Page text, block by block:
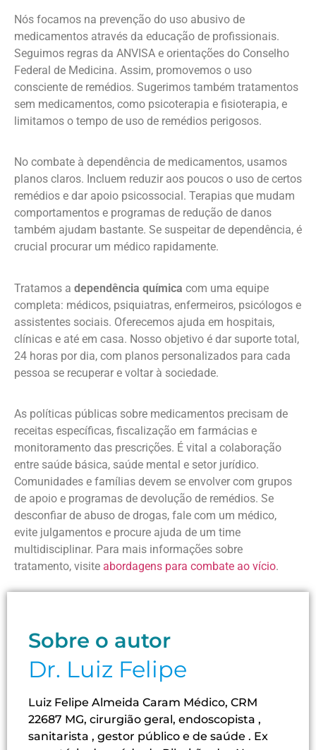
Nós focamos na prevenção do uso abusivo de
medicamentos através da educação de profissionais.
Seguimos regras da ANVISA e orientações do Conselho
Federal de Medicina. Assim, promovemos o uso
consciente de remédios. Sugerimos também tratamentos
sem medicamentos, como psicoterapia e fisioterapia, e
limitamos o tempo de uso de remédios perigosos.
No combate à dependência de medicamentos, usamos
planos claros. Incluem reduzir aos poucos o uso de certos
remédios e dar apoio psicossocial. Terapias que mudam
comportamentos e programas de redução de danos
também ajudam bastante. Se suspeitar de dependência, é
crucial procurar um médico rapidamente.
Tratamos a dependência química com uma equipe
completa: médicos, psiquiatras, enfermeiros, psicólogos e
assistentes sociais. Oferecemos ajuda em hospitais,
clínicas e até em casa. Nosso objetivo é dar suporte total,
24 horas por dia, com planos personalizados para cada
pessoa se recuperar e voltar à sociedade.
As políticas públicas sobre medicamentos precisam de
receitas específicas, fiscalização em farmácias e
monitoramento das prescrições. É vital a colaboração
entre saúde básica, saúde mental e setor jurídico.
Comunidades e famílias devem se envolver com grupos
de apoio e programas de devolução de remédios. Se
desconfiar de abuso de drogas, fale com um médico,
evite julgamentos e procure ajuda de um time
multidisciplinar. Para mais informações sobre
tratamento, visite abordagens para combate ao vício.
Sobre o autor
Dr. Luiz Felipe
Luiz Felipe Almeida Caram Médico, CRM
22687 MG, cirurgião geral, endoscopista ,
sanitarista , gestor público e de saúde . Ex